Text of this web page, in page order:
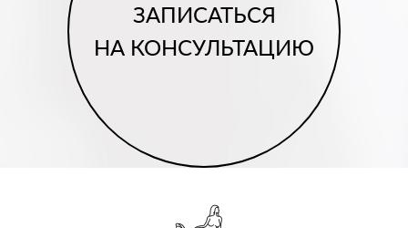
ЗАПИСАТЬСЯ
НА КОНСУЛЬТАЦИЮ